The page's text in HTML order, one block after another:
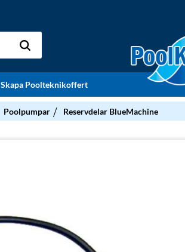
Skapa Poolteknikoffert
Poolpumpar Reservdelar BlueMachine